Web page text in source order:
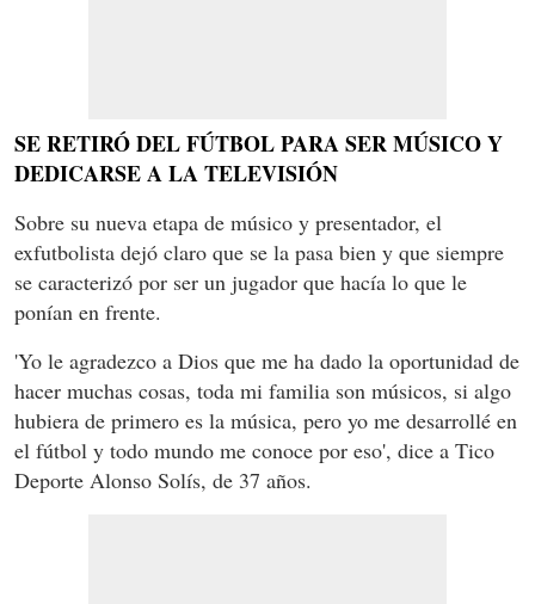
SE RETIRÓ DEL FÚTBOL PARA SER MÚSICO Y
DEDICARSE A LA TELEVISIÓN
Sobre su nueva etapa de músico y presentador, el
exfutbolista dejó claro que se la pasa bien y que siempre
se caracterizó por ser un jugador que hacía lo que le
ponían en frente.
'Yo le agradezco a Dios que me ha dado la oportunidad de
hacer muchas cosas, toda mi familia son músicos, si algo
hubiera de primero es la música, pero yo me desarrollé en
el fútbol y todo mundo me conoce por eso', dice a Tico
Deporte Alonso Solís, de 37 años.